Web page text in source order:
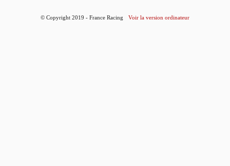
© Copyright 2019 - France Racing Voir la version ordinateur